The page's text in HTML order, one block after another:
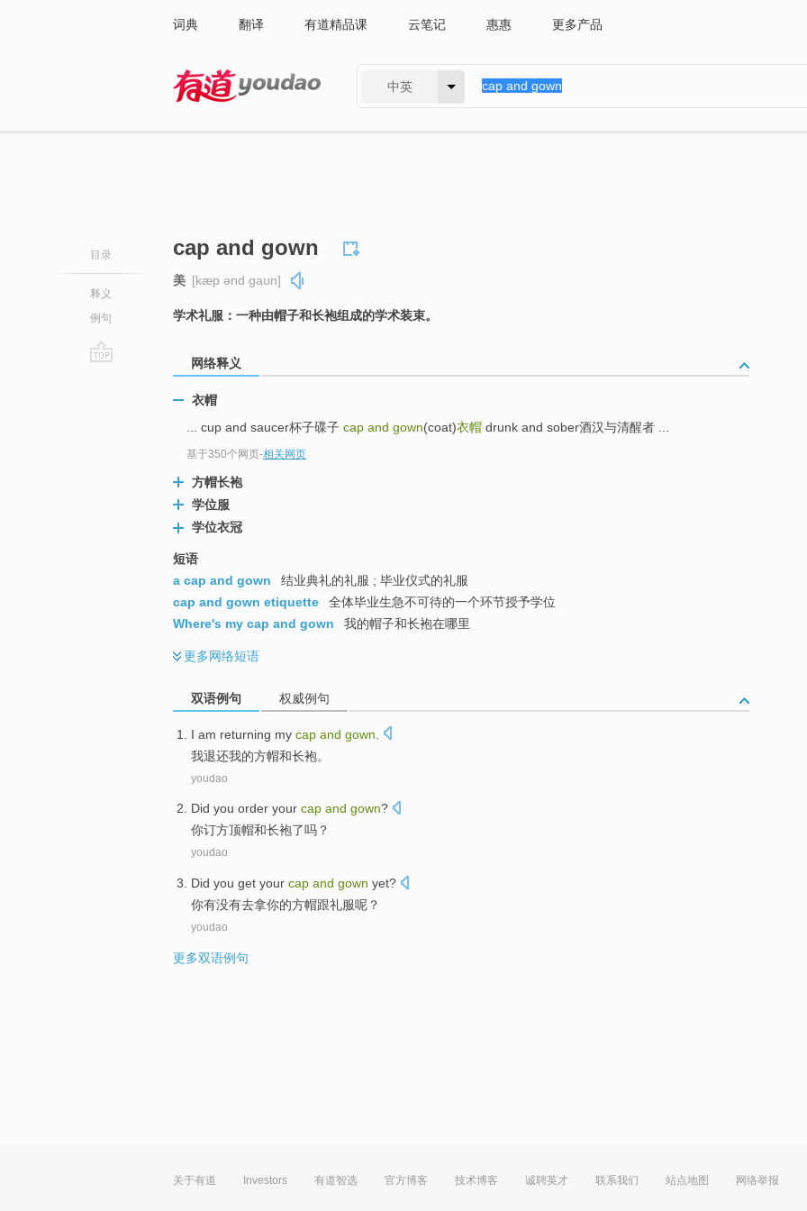
词典 翻译 有道精品课 云笔记 惠惠 更多产品
中英
目录
释义
例句
cap and gown
美 [kæp ənd ɡaʊn]
学术礼服：一种由帽子和长袍组成的学术装束。
网络释义
衣帽
... cup and saucer杯子碟子 cap and gown(coat)衣帽 drunk and sober酒汉与清醒者 ...
基于350个网页-相关网页
方帽长袍
学位服
学位衣冠
短语
a cap and gown
结业典礼的礼服 ; 毕业仪式的礼服
cap and gown etiquette
全体毕业生急不可待的一个环节授予学位
Where's my cap and gown
我的帽子和长袍在哪里
更多网络短语
双语例句 权威例句
I am returning my cap and gown
我退还我的方帽和长袍。
youdao
Did you order your cap and gown?
你订方顶帽和长袍了吗？
youdao
Did you get your cap and gown yet?
你有没有去拿你的方帽跟礼服呢？
youdao
更多双语例句
关于有道 Investors 有道智选 官方博客 技术博客 诚聘英才 联系我们 站点地图 网络举报